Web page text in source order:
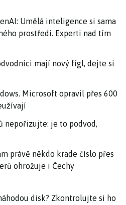
Umělá inteligence si sama
prostředí. Experti nad tím
mají nový fígl, dejte si
Microsoft opravil přes 600
nepořizujte: je to podvod,
právě někdo krade číslo přes
ohrožuje i Čechy
disk? Zkontrolujte si ho